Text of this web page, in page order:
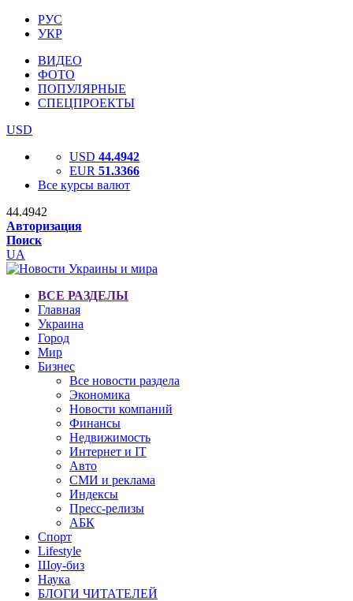
РУС
УКР
ВИДЕО
ФОТО
ПОПУЛЯРНЫЕ
СПЕЦПРОЕКТЫ
USD
USD 44.4942
EUR 51.3366
Все курсы валют
44.4942
Авторизация
Поиск
UA
ВСЕ РАЗДЕЛЫ
Главная
Украина
Город
Мир
Бизнес
Все новости раздела
Экономика
Новости компаний
Финансы
Недвижимость
Интернет и IT
Авто
СМИ и реклама
Индексы
Пресс-релизы
АБК
Спорт
Lifestyle
Шоу-биз
Наука
БЛОГИ ЧИТАТЕЛЕЙ